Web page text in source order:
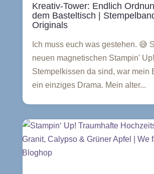
Kreativ-Tower: Endlich
dem Basteltisch |
Originals
Ich muss euch was gestehen. 😅
neuen magnetischen Stampin' Up!
Stempelkissen da sind, war mein
ein einziges Drama. Mein alter...